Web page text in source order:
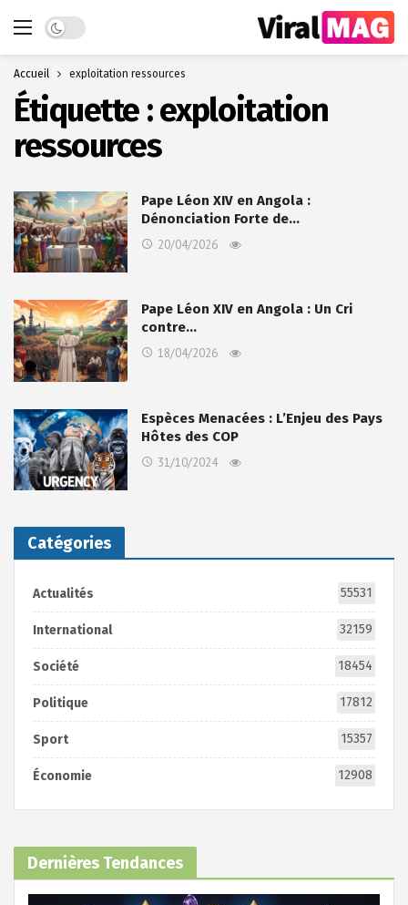
Dark mode
Accueil exploitation ressources
Étiquette :exploitation
ressources
Pape Léon XIV en Angola :
Dénonciation Forte de…
20/04/2026
Pape Léon XIV en Angola : Un Cri
contre…
18/04/2026
Espèces Menacées : L’Enjeu des Pays
Hôtes des COP
31/10/2024
Catégories
Actualités 55531
International 32159
Société 18454
Politique 17812
Sport 15357
Économie 12908
Dernières Tendances